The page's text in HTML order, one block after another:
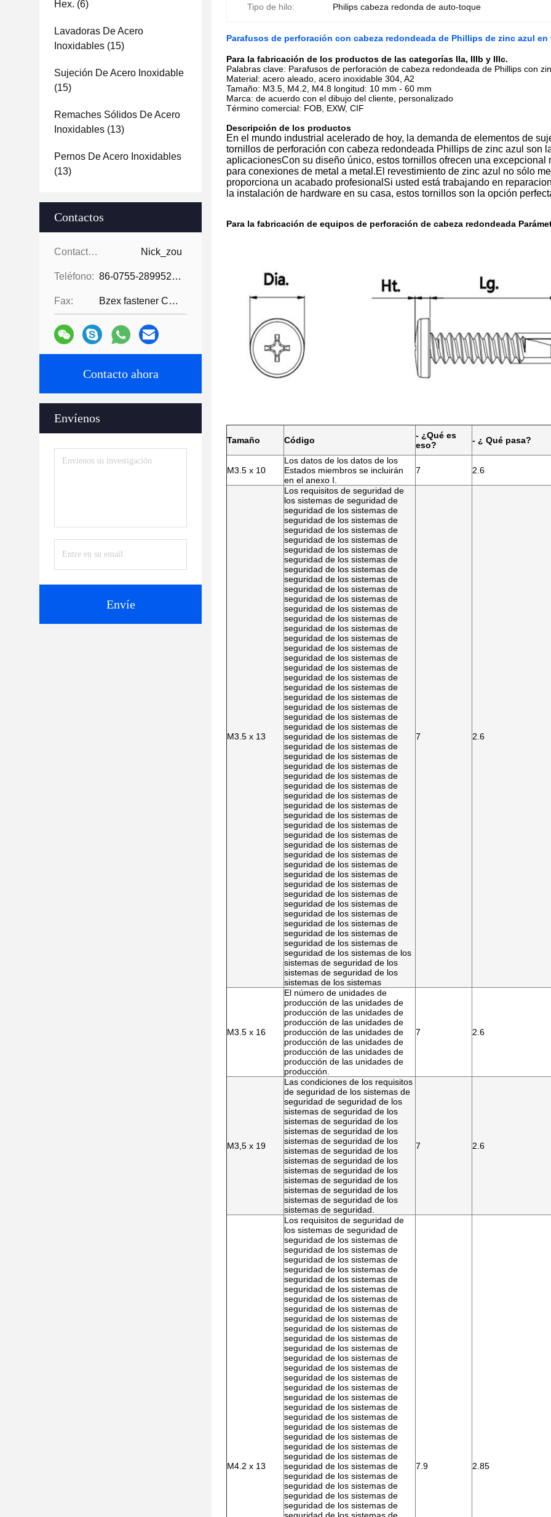
Hex. (6)
Lavadoras De Acero
Inoxidables (15)
Sujeción De Acero Inoxidable
(15)
Remaches Sólidos De Acero
Inoxidables (13)
Pernos De Acero Inoxidables
(13)
Contactos
Contactos: Nick_zou
Teléfono: 86-0755-28995283
Fax: Bzex fastener Co., Limited-86-07
Contacto ahora
Envíenos
Envíe
Tipo de hilo: Philips cabeza redonda de auto-toque
Parafusos de perforación con cabeza redondeada de Phillips de zinc azul
Para la fabricación de los productos de las categorías IIa, IIIb y IIIc.
Palabras clave: Parafusos de perforación de cabeza redondeada de Phillips con
Material: acero aleado, acero inoxidable 304, A2
Tamaño: M3.5, M4.2, M4.8 longitud: 10 mm - 60 mm
Marca: de acuerdo con el dibujo del cliente, personalizado
Término comercial: FOB, EXW, CIF
Descripción de los productos
En el mundo industrial acelerado de hoy, la demanda de elementos de
tornillos de perforación con cabeza redondeada Phillips de zinc azul son
aplicacionesCon su diseño único, estos tornillos ofrecen una
para conexiones de metal a metal.El revestimiento de zinc azul no sólo
proporciona un acabado profesionalSi usted está trabajando en
la instalación de hardware en su casa, estos tornillos son la opción
Para la fabricación de equipos de perforación de cabeza redondeada
Tamaño Código
- ¿Qué es
eso?
- ¿ Qué pasa?
M3.5 x 10
Los datos de los datos de los
Estados miembros se incluirán
en el anexo I.
7 2.6
M3.5 x 13
Los requisitos de seguridad de
los sistemas de seguridad de
seguridad de los sistemas de
seguridad de los sistemas de
seguridad de los sistemas de
seguridad de los sistemas de
seguridad de los sistemas de
seguridad de los sistemas de
seguridad de los sistemas de
seguridad de los sistemas de
seguridad de los sistemas de
seguridad de los sistemas de
seguridad de los sistemas de
seguridad de los sistemas de
seguridad de los sistemas de
seguridad de los sistemas de
seguridad de los sistemas de
seguridad de los sistemas de
seguridad de los sistemas de
seguridad de los sistemas de
seguridad de los sistemas de
seguridad de los sistemas de
seguridad de los sistemas de
seguridad de los sistemas de
seguridad de los sistemas de
seguridad de los sistemas de
seguridad de los sistemas de
seguridad de los sistemas de
seguridad de los sistemas de
seguridad de los sistemas de
seguridad de los sistemas de
seguridad de los sistemas de
seguridad de los sistemas de
seguridad de los sistemas de
seguridad de los sistemas de
seguridad de los sistemas de
seguridad de los sistemas de
seguridad de los sistemas de
seguridad de los sistemas de
seguridad de los sistemas de
seguridad de los sistemas de
seguridad de los sistemas de
seguridad de los sistemas de
seguridad de los sistemas de
seguridad de los sistemas de
seguridad de los sistemas de
seguridad de los sistemas de
seguridad de los sistemas de los
sistemas de seguridad de los
sistemas de seguridad de los
sistemas de los sistemas
7 2.6
M3.5 x 16
El número de unidades de
producción de las unidades de
producción de las unidades de
producción de las unidades de
producción de las unidades de
producción de las unidades de
producción de las unidades de
producción de las unidades de
producción.
7 2.6
M3,5 x 19
Las condiciones de los requisitos
de seguridad de los sistemas de
seguridad de seguridad de los
sistemas de seguridad de los
sistemas de seguridad de los
sistemas de seguridad de los
sistemas de seguridad de los
sistemas de seguridad de los
sistemas de seguridad de los
sistemas de seguridad de los
sistemas de seguridad de los
sistemas de seguridad de los
sistemas de seguridad de los
sistemas de seguridad.
7 2.6
M4.2 x 13
Los requisitos de seguridad de
los sistemas de seguridad de
seguridad de los sistemas de
seguridad de los sistemas de
seguridad de los sistemas de
seguridad de los sistemas de
seguridad de los sistemas de
seguridad de los sistemas de
seguridad de los sistemas de
seguridad de los sistemas de
seguridad de los sistemas de
seguridad de los sistemas de
seguridad de los sistemas de
seguridad de los sistemas de
seguridad de los sistemas de
seguridad de los sistemas de
seguridad de los sistemas de
seguridad de los sistemas de
seguridad de los sistemas de
seguridad de los sistemas de
seguridad de los sistemas de
seguridad de los sistemas de
seguridad de los sistemas de
seguridad de los sistemas de
seguridad de los sistemas de
seguridad de los sistemas de
seguridad de los sistemas de
seguridad de los sistemas de
seguridad de los sistemas de
seguridad de los sistemas de
7.9 2.85